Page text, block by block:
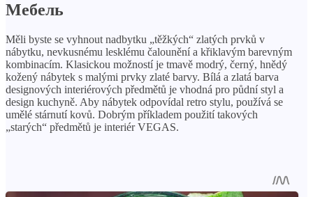
Мебель
Měli byste se vyhnout nadbytku „těžkých“ zlatých prvků v
nábytku, nevkusnému lesklému čalounění a křiklavým barevným
kombinacím. Klasickou možností je tmavě modrý, černý, hnědý
kožený nábytek s malými prvky zlaté barvy. Bílá a zlatá barva
designových interiérových předmětů je vhodná pro půdní styl a
design kuchyně. Aby nábytek odpovídal retro stylu, používá se
umělé stárnutí kovů. Dobrým příkladem použití takových
„starých“ předmětů je interiér VEGAS.